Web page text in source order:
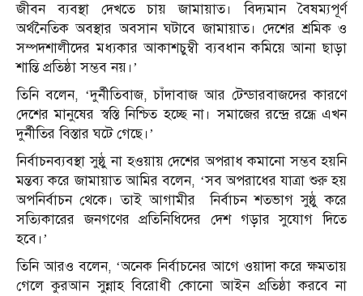
জীবন ব্যবস্থা দেখতে চায় জামায়াত। বিদ্যমান বৈষম্যপূর্ণ
অর্থনৈতিক অবস্থার অবসান ঘটাবে জামায়াত। দেশের শ্রমিক ও
সম্পদশালীদের মধ্যকার আকাশচুম্বী ব্যবধান কমিয়ে আনা ছাড়া
শান্তি প্রতিষ্ঠা সম্ভব নয়।’
তিনি বলেন, ‘দুর্নীতিবাজ, চাঁদাবাজ আর টেন্ডারবাজদের কারণে
দেশের মানুষের স্বস্তি নিশ্চিত হচ্ছে না। সমাজের রন্দ্রে রন্ধ্রে এখন
দুর্নীতির বিস্তার ঘটে গেছে।’
নির্বাচনব্যবস্থা সুষ্ঠু না হওয়ায় দেশের অপরাধ কমানো সম্ভব হয়নি
মন্তব্য করে জামায়াত আমির বলেন, ‘সব অপরাধের যাত্রা শুরু হয়
অপনির্বাচন থেকে। তাই আগামীর নির্বাচন শতভাগ সুষ্ঠু করে
সত্যিকারের জনগণের প্রতিনিধিদের দেশ গড়ার সুযোগ দিতে
হবে।’
তিনি আরও বলেন, ‘অনেক নির্বাচনের আগে ওয়াদা করে ক্ষমতায়
গেলে কুরআন সুন্নাহ বিরোধী কোনো আইন প্রতিষ্ঠা করবে না